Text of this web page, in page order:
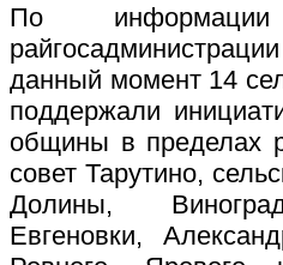
По
данный момент 14
поддержали
общины в пределах
совет Тарутино,
Долины,
Евгеновки,